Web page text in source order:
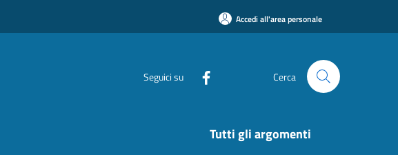
Accedi all'area personale
Seguici su Cerca
Tutti gli argomenti